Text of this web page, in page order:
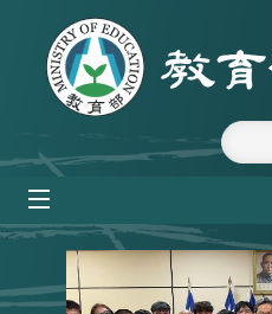
跳到主要內容區塊
:::